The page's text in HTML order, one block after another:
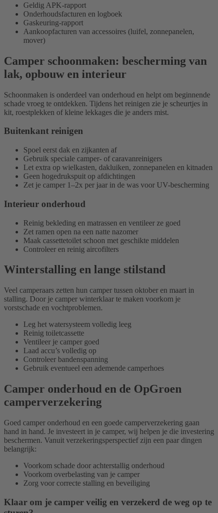
Geldig APK-rapport
Onderhoudsfacturen en logboek
Gaskeuring-rapport
Aankoopfacturen van accessoires (luifel, zonnepanelen,
mover)
Camper schoonmaken: bescherming van
lak, opbouw en interieur
Schoonmaken is onderdeel van onderhoud en helpt om beginnende
schade vroeg te ontdekken. Tijdens het reinigen zie je scheurtjes in
kit, roestplekken of kleine lekkages die je anders mist.
Buitenkant reinigen
Spoel eerst dak en zijkanten af
Gebruik speciale camper- of caravanreinigers
Let extra op wielkasten, dakluiken, zonnepanelen en kitnaden
Geen hogedrukspuit op afdichtingen
Zet je camper 1–2x per jaar in de was voor UV-bescherming
Interieur onderhoud
Reinig bekleding en matrassen en ventileer ze goed
Zet ramen open na een natte nazomer
Maak cassettetoilet schoon met geschikte middelen
Controleer en reinig aircofilters
Winterstalling en lange stilstand
Veel camperaars zetten hun camper tussen oktober en maart in
stalling. Door je camper winterklaar te maken voorkom je
vorstschade en vochtproblemen.
Leg het watersysteem volledig leeg
Reinig toiletcassette
Ventileer je camper goed
Laad accu’s volledig op
Controleer bandenspanning
Gebruik eventueel een ademende camperhoes
Camper onderhoud en de OpGroen
camperverzekering
Goed camper onderhoud en een goede camperverzekering gaan
hand in hand. Je investeert in je camper, wij helpen je die investering
beschermen. Vanuit verzekeringsperspectief zijn een paar dingen
belangrijk:
Voorkom schade door achterstallig onderhoud
Voorkom overbelasting van je camper
Zorg voor correcte stalling en beveiliging
Klaar om je camper veilig en verzekerd de weg op te